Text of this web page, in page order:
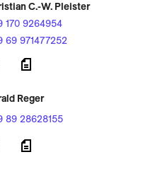
C.-W. Pleister
170 9264954
69 971477252
Reger
89 28628155